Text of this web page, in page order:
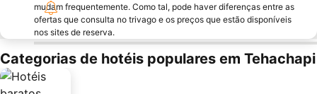
mudam frequentemente. Como tal, pode haver diferenças entre as
ofertas que consulta no trivago e os preços que estão disponíveis
nos sites de reserva.
Categorias de hotéis populares em Tehachapi